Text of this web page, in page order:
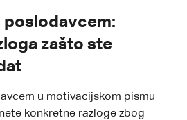
poslodavcem:
zašto ste
u motivacijskom pismu
konkretne razloge zbog